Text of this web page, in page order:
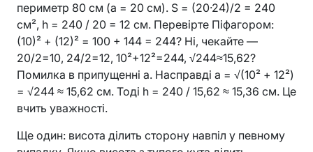
периметр 80 см (a = 20 см). S = (20·24)/2 = 240
см², h = 240 / 20 = 12 см. Перевірте Піфагором:
(10)² + (12)² = 100 + 144 = 244? Ні, чекайте —
20/2=10, 24/2=12, 10²+12²=244, √244≈15,62?
Помилка в припущенні a. Насправді a = √(10² + 12²)
= √244 ≈ 15,62 см. Тоді h = 240 / 15,62 ≈ 15,36 см. Це
вчить уважності.
Ще один: висота ділить сторону навпіл у певному